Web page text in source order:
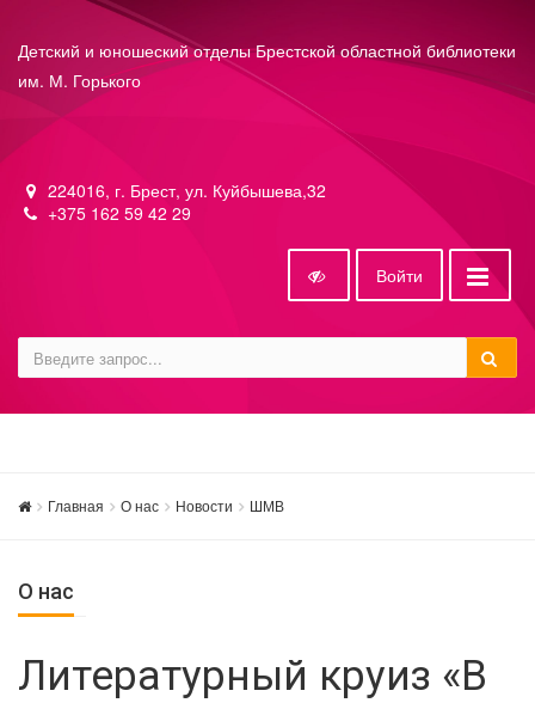
Детский и юношеский отделы Брестской областной библиотеки
им. М. Горького
224016, г. Брест, ул. Куйбышева,32
+375 162 59 42 29
Войти
Главная О нас Новости ШМВ
О нас
Литературный круиз «В